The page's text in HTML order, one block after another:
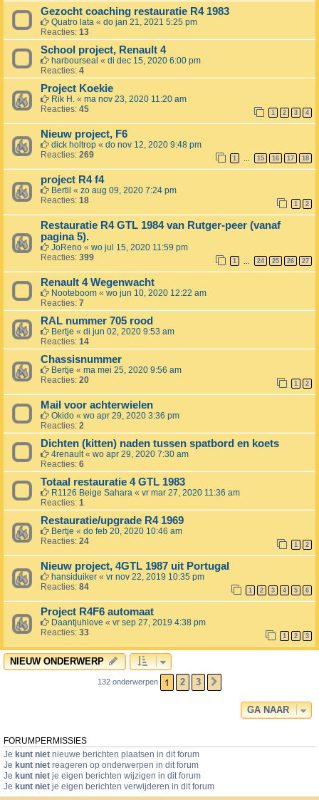
Gezocht coaching restauratie R4 1983
Quatro lata « do jan 21, 2021 5:25 pm
Reacties: 13
School project, Renault 4
harbourseal « di dec 15, 2020 6:00 pm
Reacties: 4
Project Koekie
Rik H. « ma nov 23, 2020 11:20 am
Reacties: 45 1 2 3 4
Nieuw project, F6
dick holtrop « do nov 12, 2020 9:48 pm
Reacties: 269 1 … 15 16 17 18
project R4 f4
Bertil « zo aug 09, 2020 7:24 pm
Reacties: 18 1 2
Restauratie R4 GTL 1984 van Rutger-peer (vanaf
pagina 5).
JoReno « wo jul 15, 2020 11:59 pm
Reacties: 399 1 … 24 25 26 27
Renault 4 Wegenwacht
Nooteboom « wo jun 10, 2020 12:22 am
Reacties: 7
RAL nummer 705 rood
Bertje « di jun 02, 2020 9:53 am
Reacties: 14
Chassisnummer
Bertje « ma mei 25, 2020 9:56 am
Reacties: 20 1 2
Mail voor achterwielen
Okido « wo apr 29, 2020 3:36 pm
Reacties: 2
Dichten (kitten) naden tussen spatbord en koets
4renault« wo apr 29, 2020 7:30 am
Reacties: 6
Totaal restauratie 4 GTL 1983
R1126 Beige Sahara « vr mar 27, 2020 11:36 am
Reacties: 1
Restauratie/upgrade R4 1969
Bertje « do feb 20, 2020 10:46 am
Reacties: 24 1 2
Nieuw project, 4GTL 1987 uit Portugal
hansiduiker « vr nov 22, 2019 10:35 pm
Reacties: 84 1 2 3 4 5 6
Project R4F6 automaat
Daantjuhlove « vr sep 27, 2019 4:38 pm
Reacties: 33 1 2 3
NIEUW ONDERWERP
132 onderwerpen 1 2 3
GA NAAR
FORUMPERMISSIES
Je kunt niet nieuwe berichten plaatsen in dit forum
Je kunt niet reageren op onderwerpen in dit forum
Je kunt niet je eigen berichten wijzigen in dit forum
Je kunt niet je eigen berichten verwijderen in dit forum